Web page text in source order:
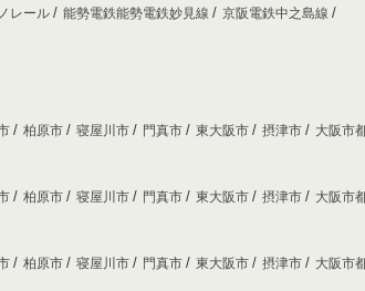
レール 能勢電鉄能勢電鉄妙見線
京阪電鉄中之島線
柏原市 寝屋川市 門真市 東大阪市 摂津市
大阪市
柏原市 寝屋川市 門真市 東大阪市 摂津市
大阪市
柏原市 寝屋川市 門真市 東大阪市 摂津市
大阪市